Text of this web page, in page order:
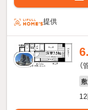
提供
（
敷